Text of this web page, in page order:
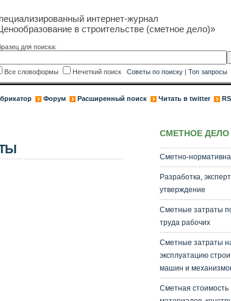
интернет-журнал
в строительстве (сметное дело)»
для поиска:
Все словоформы Нечеткий поиск Советы по поиску| Топ запросы
Форум Расширенный поиск Читать в twitter
СМЕТНОЕ ДЕЛО
Сметно-
Разработка,
утверждение
Сметные затраты
труда рабочих
Сметные затраты
эксплуатацию
машин и
Сметная стоимость